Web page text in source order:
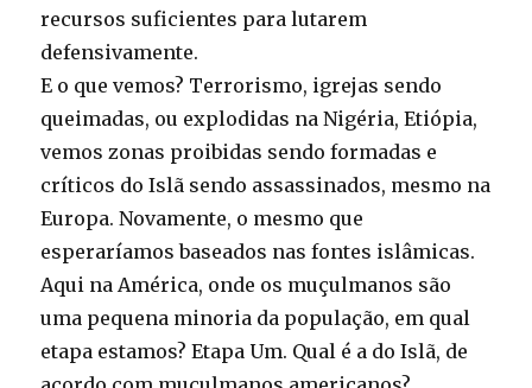
recursos suficientes para lutarem
defensivamente.
E o que vemos? Terrorismo, igrejas sendo
queimadas, ou explodidas na Nigéria, Etiópia,
vemos zonas proibidas sendo formadas e
críticos do Islã sendo assassinados, mesmo na
Europa. Novamente, o mesmo que
esperaríamos baseados nas fontes islâmicas.
Aqui na América, onde os muçulmanos são
uma pequena minoria da população, em qual
etapa estamos? Etapa Um. Qual é a do Islã, de